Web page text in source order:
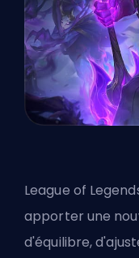
League of
apporter une
d'équilibre,